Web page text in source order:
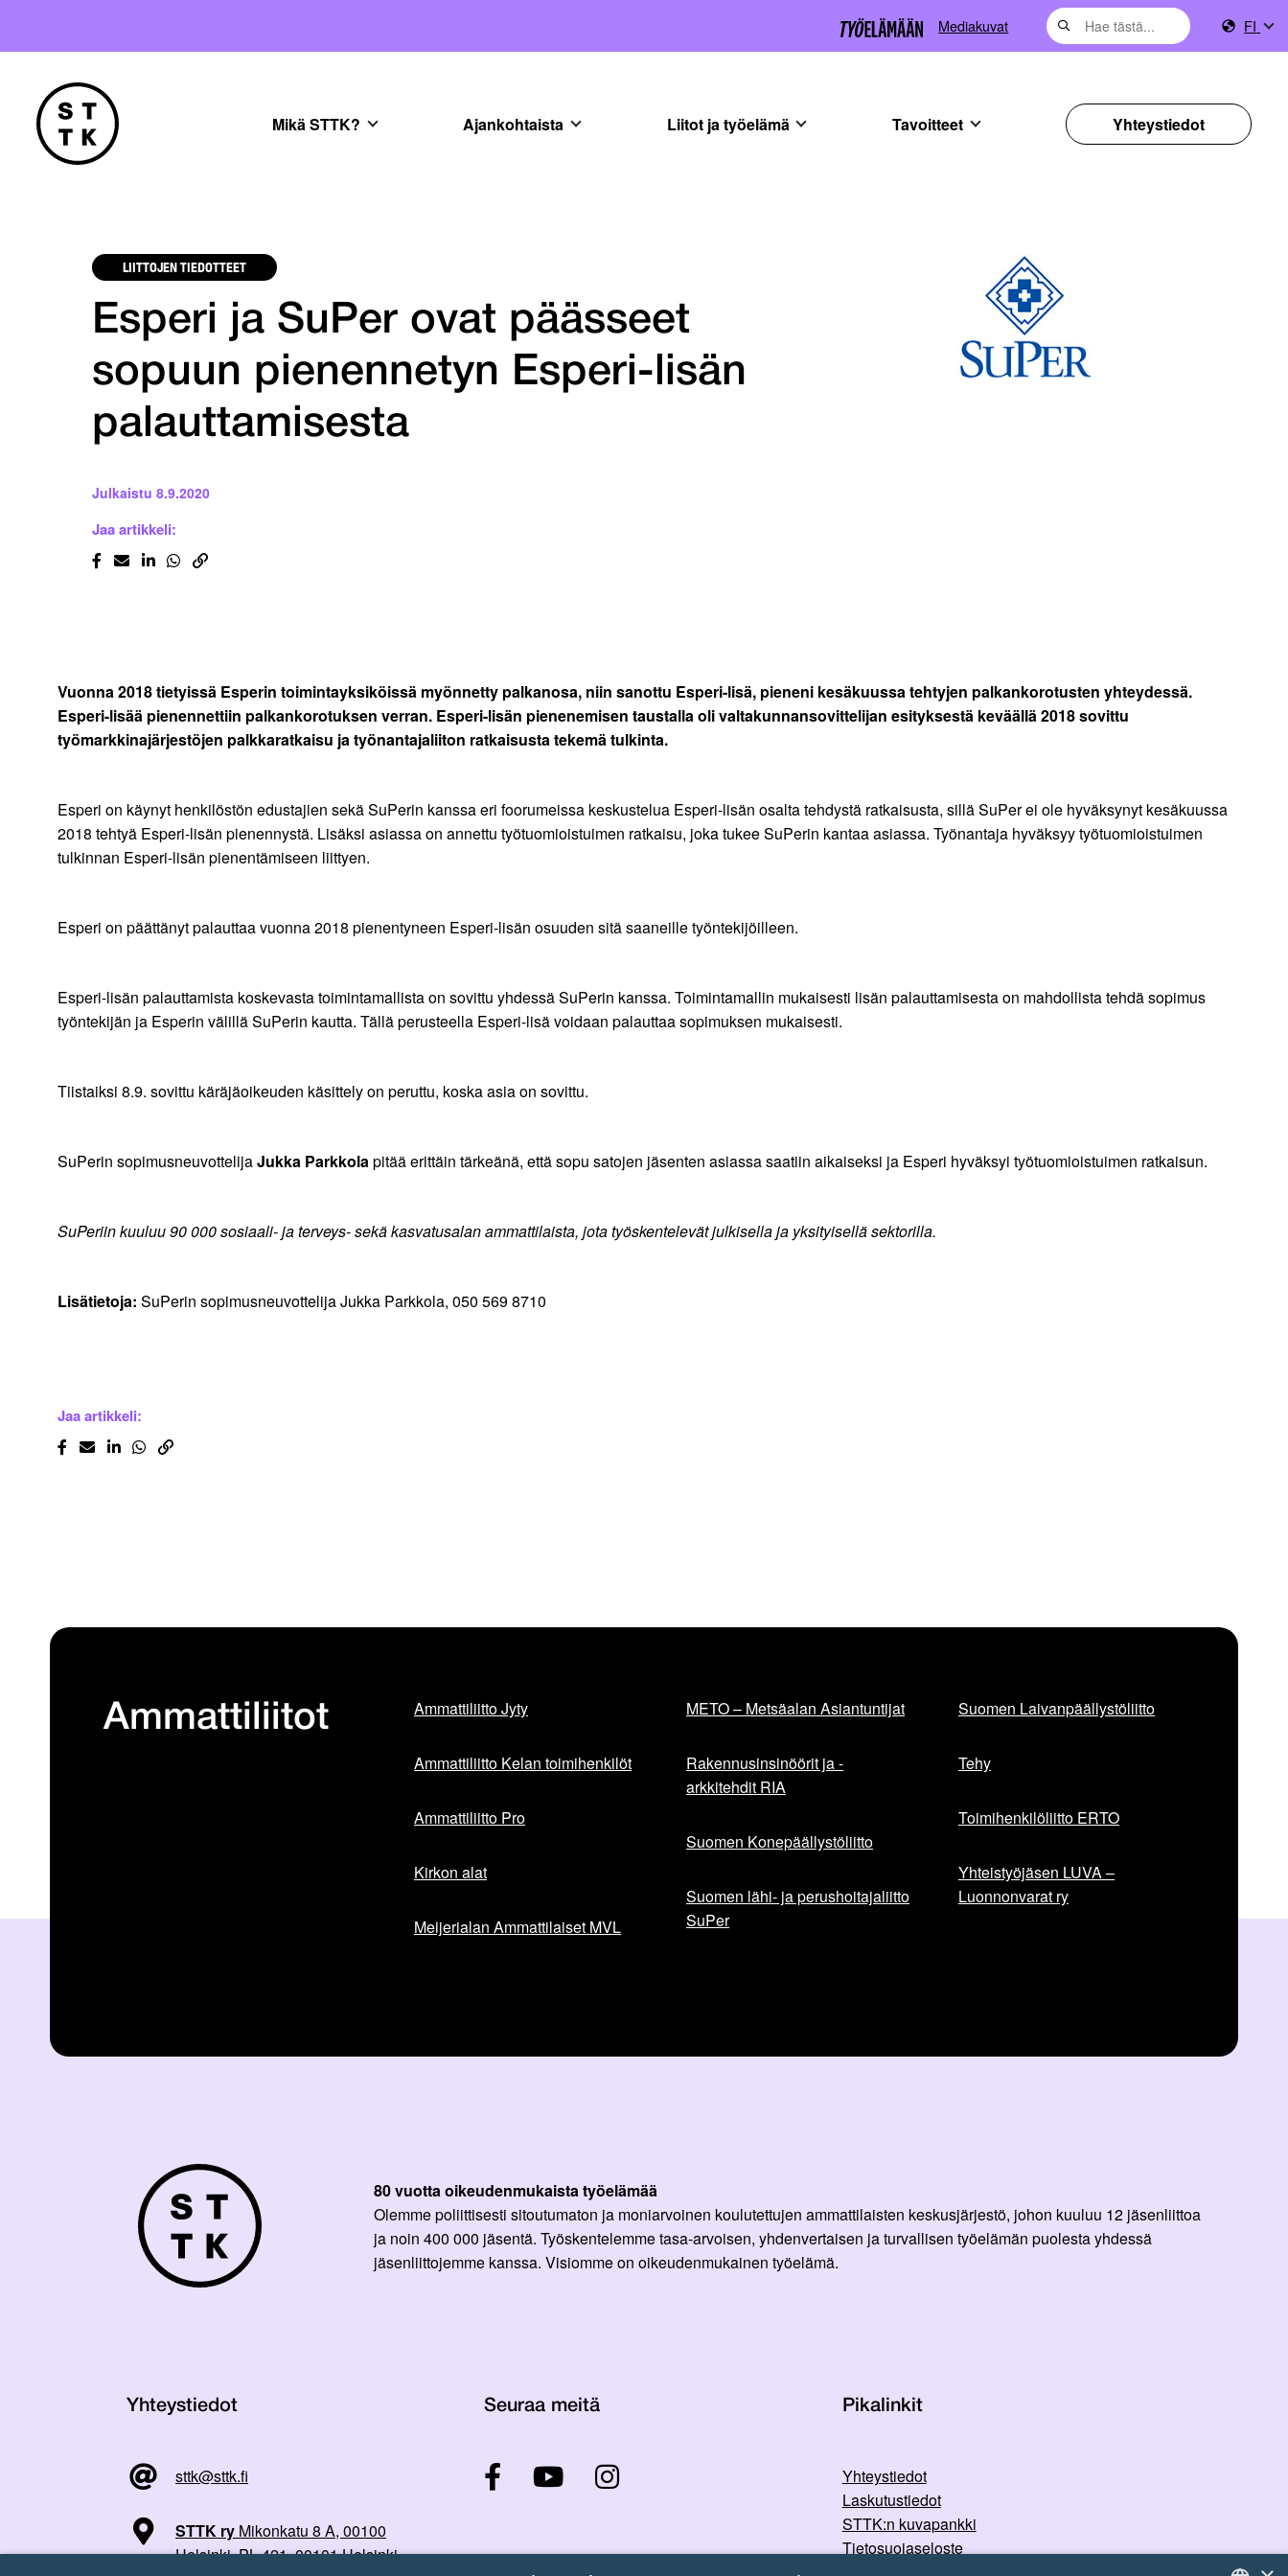
Mediakuvat FI
Mikä STTK? Ajankohtaista Liitot ja työelämä Tavoitteet Yhteystiedot
LIITTOJEN TIEDOTTEET
Esperi ja SuPer ovat päässeet
sopuun pienennetyn Esperi-lisän
palauttamisesta
Julkaistu 8.9.2020
Jaa artikkeli:
Vuonna 2018 tietyissä Esperin toimintayksiköissä myönnetty palkanosa, niin sanottu Esperi-lisä, pieneni kesäkuussa tehtyjen palkankorotusten yhteydessä.
Esperi-lisää pienennettiin palkankorotuksen verran. Esperi-lisän pienenemisen taustalla oli valtakunnansovittelijan esityksestä keväällä 2018 sovittu
työmarkkinajärjestöjen palkkaratkaisu ja työnantajaliiton ratkaisusta tekemä tulkinta.
Esperi on käynyt henkilöstön edustajien sekä SuPerin kanssa eri foorumeissa keskustelua Esperi-lisän osalta tehdystä ratkaisusta, sillä SuPer ei ole hyväksynyt kesäkuussa
2018 tehtyä Esperi-lisän pienennystä. Lisäksi asiassa on annettu työtuomioistuimen ratkaisu, joka tukee SuPerin kantaa asiassa. Työnantaja hyväksyy työtuomioistuimen
tulkinnan Esperi-lisän pienentämiseen liittyen.
Esperi on päättänyt palauttaa vuonna 2018 pienentyneen Esperi-lisän osuuden sitä saaneille työntekijöilleen.
Esperi-lisän palauttamista koskevasta toimintamallista on sovittu yhdessä SuPerin kanssa. Toimintamallin mukaisesti lisän palauttamisesta on mahdollista tehdä sopimus
työntekijän ja Esperin välillä SuPerin kautta. Tällä perusteella Esperi-lisä voidaan palauttaa sopimuksen mukaisesti.
Tiistaiksi 8.9. sovittu käräjäoikeuden käsittely on peruttu, koska asia on sovittu.
SuPerin sopimusneuvottelijaJukka Parkkolapitää erittäin tärkeänä, että sopu satojen jäsenten asiassa saatiin aikaiseksi ja Esperi hyväksyi työtuomioistuimen ratkaisun.
SuPeriin kuuluu 90 000 sosiaali- ja terveys- sekä kasvatusalan ammattilaista, jota työskentelevät julkisella ja yksityisellä sektorilla.
Lisätietoja: SuPerin sopimusneuvottelija Jukka Parkkola, 050 569 8710
Jaa artikkeli:
Ammattiliitot Ammattiliitto Jyty
Ammattiliitto Kelan toimihenkilöt
Ammattiliitto Pro
Kirkon alat
Meijerialan Ammattilaiset MVL
METO – Metsäalan Asiantuntijat
Rakennusinsinöörit ja -
arkkitehdit RIA
Suomen Konepäällystöliitto
Suomen lähi- ja perushoitajaliitto
SuPer
Suomen Laivanpäällystöliitto
Tehy
Toimihenkilöliitto ERTO
Yhteistyöjäsen LUVA –
Luonnonvarat ry
80 vuotta oikeudenmukaista työelämää
Olemme poliittisesti sitoutumaton ja moniarvoinen koulutettujen ammattilaisten keskusjärjestö, johon kuuluu 12 jäsenliittoa
ja noin 400 000 jäsentä. Työskentelemme tasa-arvoisen, yhdenvertaisen ja turvallisen työelämän puolesta yhdessä
jäsenliittojemme kanssa. Visiomme on oikeudenmukainen työelämä.
Yhteystiedot
sttk@sttk.fi
STTK ry Mikonkatu 8 A, 00100
Helsinki, PL 421, 00101 Helsinki
Seuraa meitä Pikalinkit
Yhteystiedot
Laskutustiedot
STTK:n kuvapankki
Tietosuojaseloste